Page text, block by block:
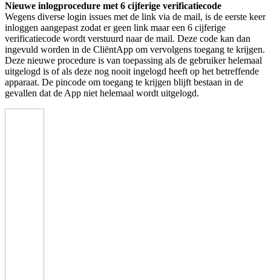
Nieuwe inlogprocedure met 6 cijferige verificatiecode
Wegens diverse login issues met de link via de mail, is de eerste keer
inloggen aangepast zodat er geen link maar een 6 cijferige
verificatiecode wordt verstuurd naar de mail. Deze code kan dan
ingevuld worden in de CliëntApp om vervolgens toegang te krijgen.
Deze nieuwe procedure is van toepassing als de gebruiker helemaal
uitgelogd is of als deze nog nooit ingelogd heeft op het betreffende
apparaat. De pincode om toegang te krijgen blijft bestaan in de
gevallen dat de App niet helemaal wordt uitgelogd.